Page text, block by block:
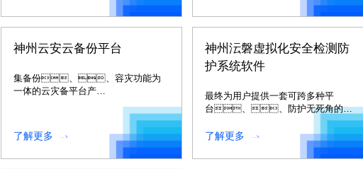
神州云安云备份平台
集备份、、容灾功能为
一体的云灾备平台产
的混合 IT 环境提供统一的灾备保
护。。。。
了解更多
神州沄磐虚拟化安全检测防
护系统软件
最终为用户提供一套可跨多种平
台、、防护无死角的综
案。。。。
了解更多